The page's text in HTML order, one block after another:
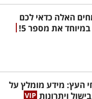
הצמחים האלה כדאי לכם
את מספר 5!
העץ: מידע מומלץ על
ויתרונות